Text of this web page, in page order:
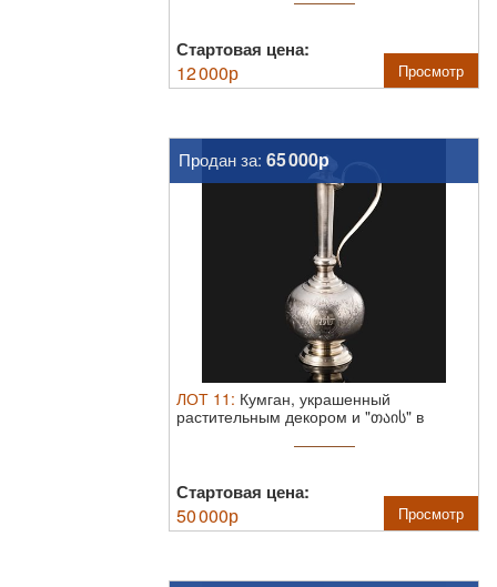
Стартовая цена:
12 000р Просмотр
Продан за: 65 000р
ЛОТ 11 : Кумган, украшенный
растительным декором и "თაის" в
Стартовая цена:
50 000р Просмотр